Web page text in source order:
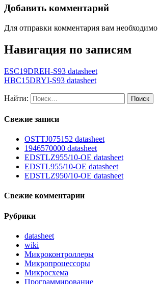
Добавить комментарий
Для отправки комментария вам необходимо
Навигация по записям
ESC19DREH-S93 datasheet
HBC15DRYI-S93 datasheet
Найти:
Свежие записи
OSTTJ075152 datasheet
1946570000 datasheet
EDSTLZ955/10-OE datasheet
EDSTL955/10-OE datasheet
EDSTLZ950/10-OE datasheet
Свежие комментарии
Рубрики
datasheet
wiki
Микроконтроллеры
Микропроцессоры
Микросхема
Программирование